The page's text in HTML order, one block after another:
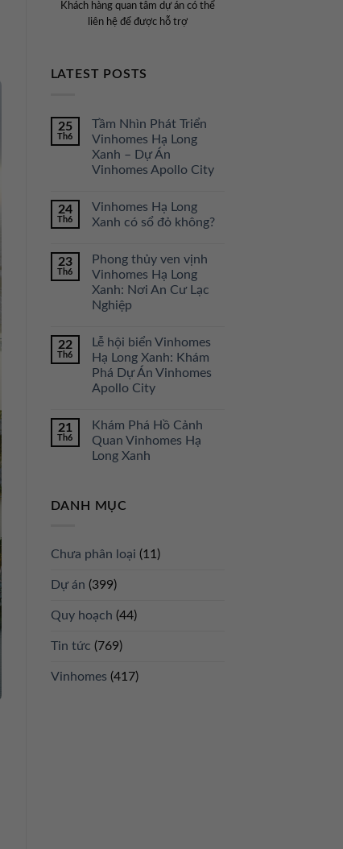
Khách hàng quan tâm dự án có thể
liên hệ để được hỗ trợ
LATEST POSTS
25
Th6
Tầm Nhìn Phát Triển
Vinhomes Hạ Long
Xanh – Dự Án
Vinhomes Apollo City
24
Th6
Vinhomes Hạ Long
Xanh có sổ đỏ không?
23
Th6
Phong thủy ven vịnh
Vinhomes Hạ Long
Xanh: Nơi An Cư Lạc
Nghiệp
22
Th6
Lễ hội biển Vinhomes
Hạ Long Xanh: Khám
Phá Dự Án Vinhomes
Apollo City
21
Th6
Khám Phá Hồ Cảnh
Quan Vinhomes Hạ
Long Xanh
DANH MỤC
Chưa phân loại (11)
Dự án (399)
Quy hoạch (44)
Tin tức (769)
Vinhomes (417)